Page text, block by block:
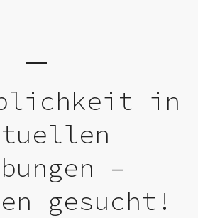
in
–
gesucht!